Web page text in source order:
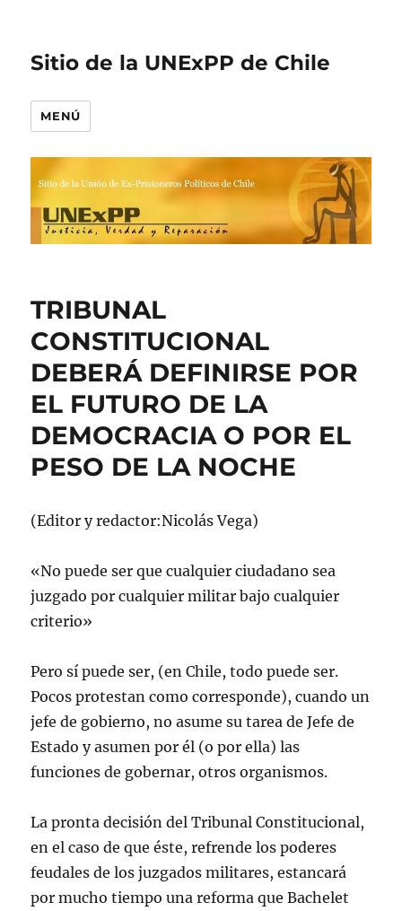
Sitio de la UNExPP de Chile
MENÚ
TRIBUNAL
CONSTITUCIONAL
DEBERÁ DEFINIRSE POR
EL FUTURO DE LA
DEMOCRACIA O POR EL
PESO DE LA NOCHE
(Editor y redactor:Nicolás Vega)
«No puede ser que cualquier ciudadano sea
juzgado por cualquier militar bajo cualquier
criterio»
Pero sí puede ser, (en Chile, todo puede ser.
Pocos protestan como corresponde), cuando un
jefe de gobierno, no asume su tarea de Jefe de
Estado y asumen por él (o por ella) las
funciones de gobernar, otros organismos.
La pronta decisión del Tribunal Constitucional,
en el caso de que éste, refrende los poderes
feudales de los juzgados militares, estancará
por mucho tiempo una reforma que Bachelet